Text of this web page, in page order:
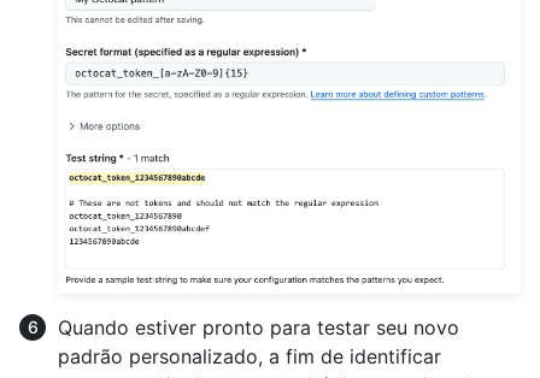
Quando estiver pronto para testar seu novo
padrão personalizado, a fim de identificar